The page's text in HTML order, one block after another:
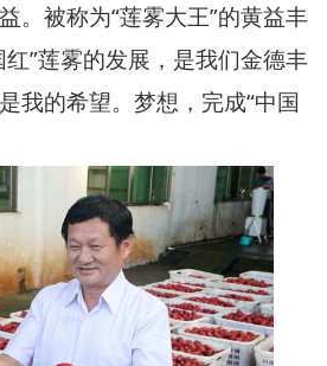
。被称为“莲雾大王”的黄益丰
”莲雾的发展，是我们金德丰
我的希望。梦想，完成“中国